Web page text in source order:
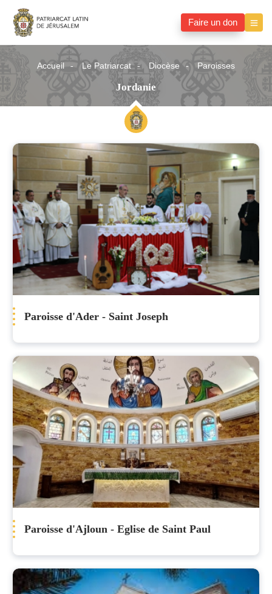
Faire un don
Accueil Le Patriarcat Diocèse Paroisses
Jordanie
Jordanie
Paroisse d'Ader - Saint Joseph
Paroisse d'Ajloun - Eglise de Saint Paul